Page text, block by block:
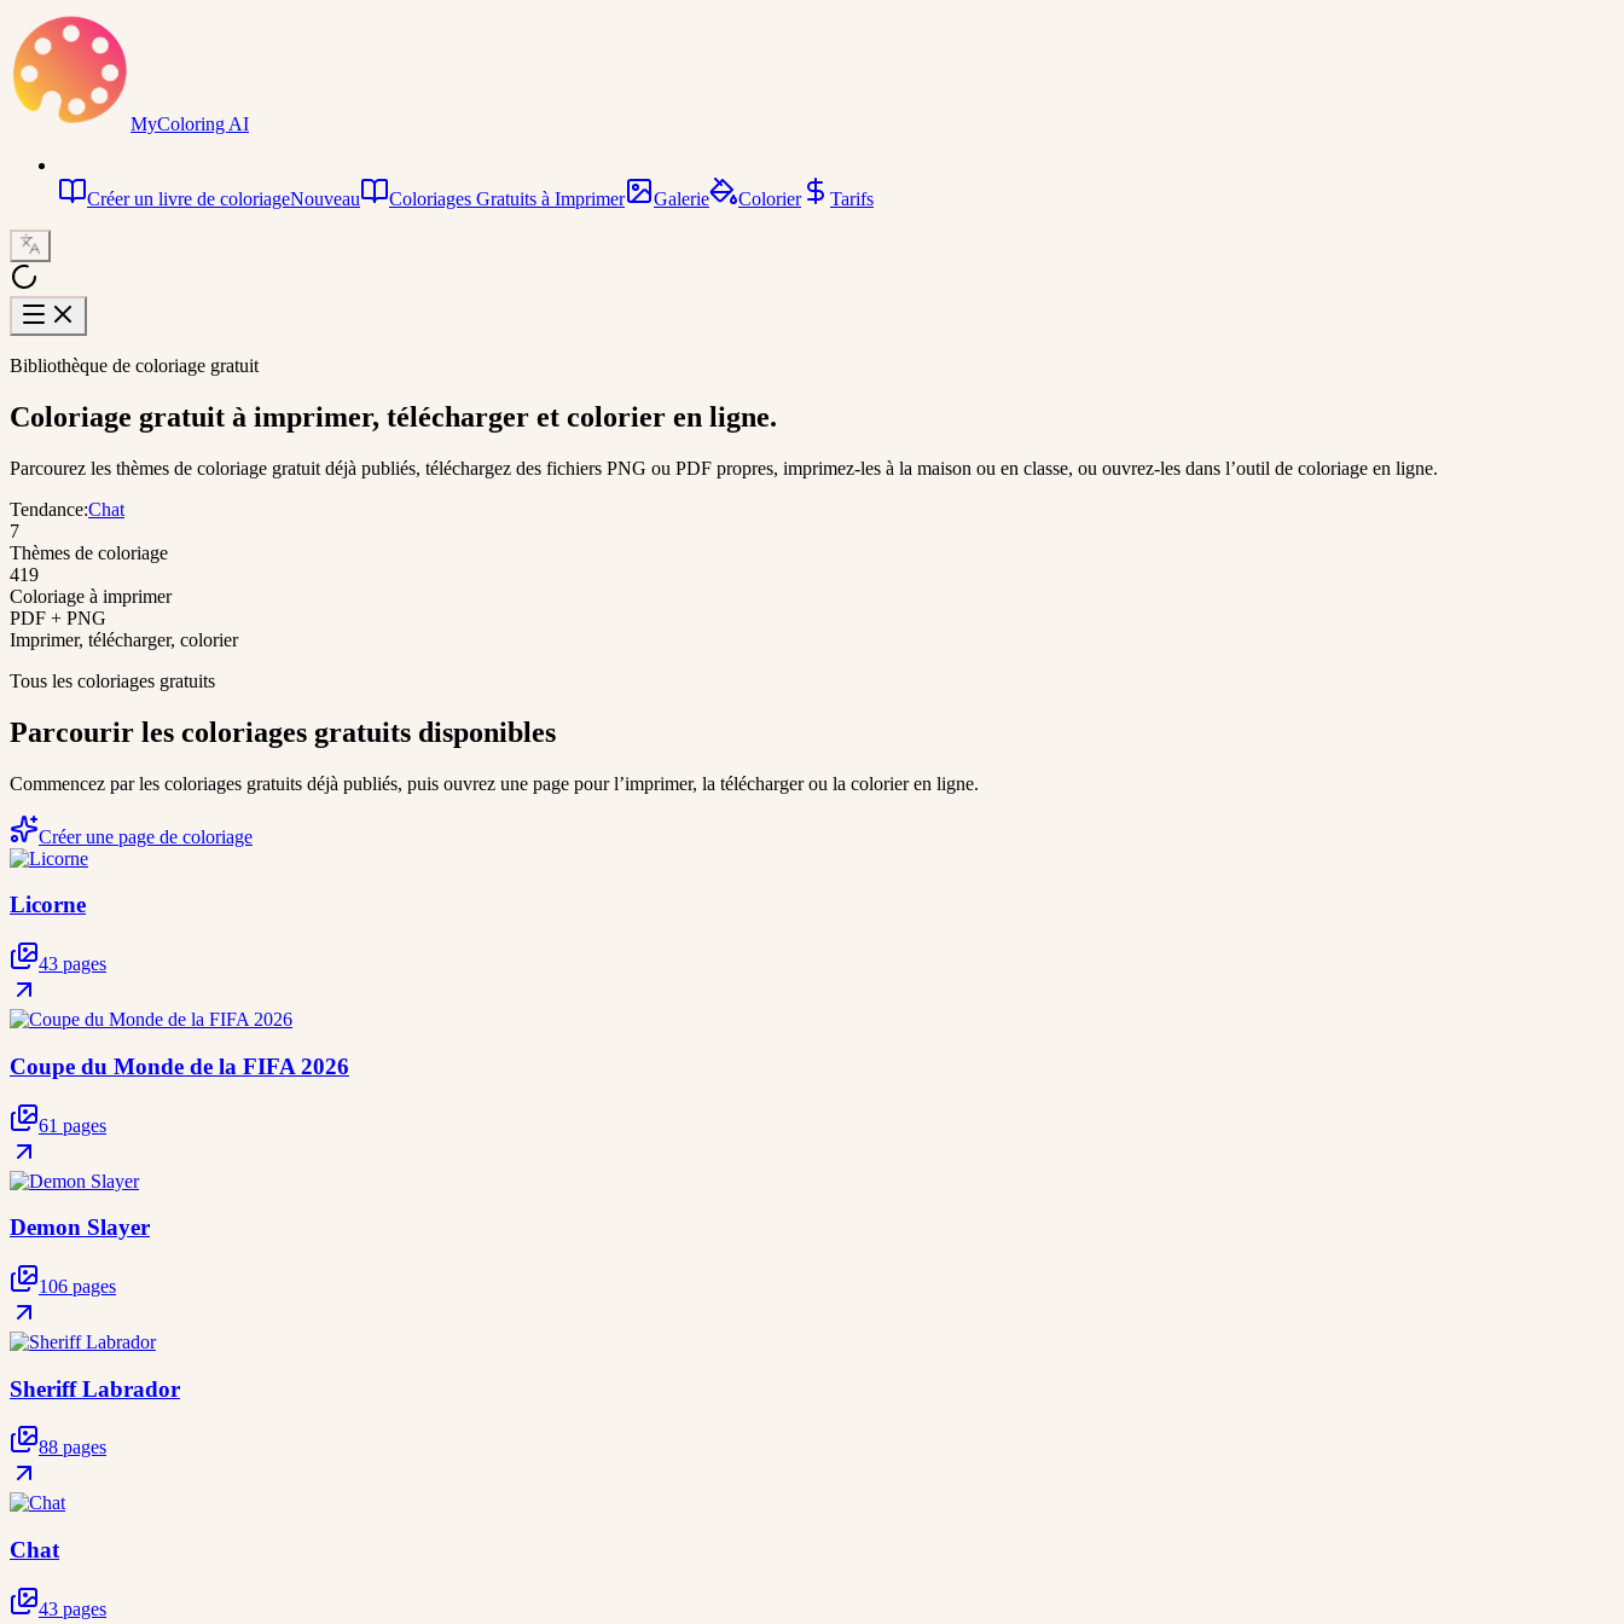
MyColoring AI
Créer un livre de coloriageNouveau Coloriages Gratuits à Imprimer Galerie Colorier Tarifs
Bibliothèque de coloriage gratuit
Coloriage gratuit à imprimer, télécharger et colorier en ligne.
Parcourez les thèmes de coloriage gratuit déjà publiés, téléchargez des fichiers PNG ou PDF propres, imprimez-les à la maison ou en classe, ou ouvrez-les dans l’outil de coloriage en ligne.
Tendance:Chat
7
Thèmes de coloriage
419
Coloriage à imprimer
PDF + PNG
Imprimer, télécharger, colorier
Tous les coloriages gratuits
Parcourir les coloriages gratuits disponibles
Commencez par les coloriages gratuits déjà publiés, puis ouvrez une page pour l’imprimer, la télécharger ou la colorier en ligne.
Créer une page de coloriage
Licorne
43 pages
Coupe du Monde de la FIFA 2026
61 pages
Demon Slayer
106 pages
Sheriff Labrador
88 pages
Chat
43 pages